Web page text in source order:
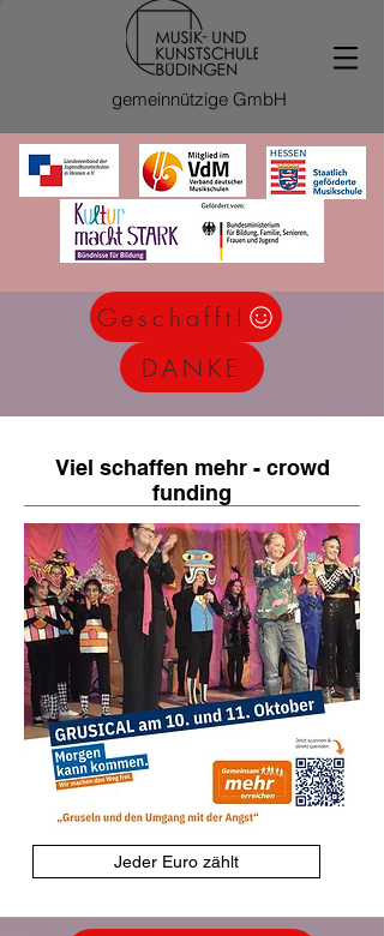
gemeinnützige GmbH
Geschafft!
DANKE
Viel schaffen mehr - crowd
funding
Jeder Euro zählt